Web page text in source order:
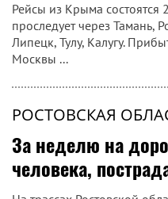
Рейсы из Крыма состоятся
проследует через Тамань,
Липецк, Тулу, Калугу.
Москвы ...
РОСТОВСКАЯ
За неделю на
человека,